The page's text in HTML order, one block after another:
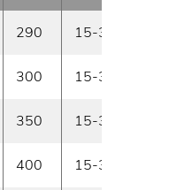
290 15-30
300 15-30
350 15-30
400 15-30